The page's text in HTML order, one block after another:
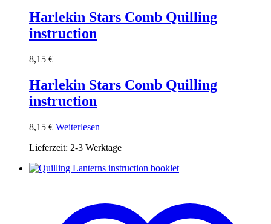
Harlekin Stars Comb Quilling
instruction
8,15 €
Harlekin Stars Comb Quilling
instruction
8,15 € Weiterlesen
Lieferzeit: 2-3 Werktage